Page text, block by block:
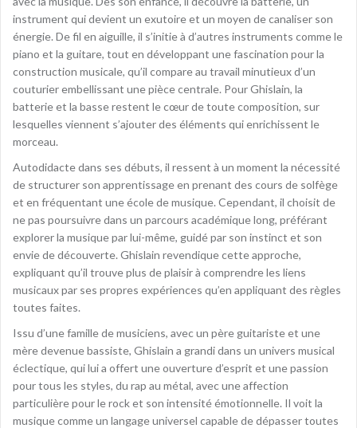
instrument qui devient un exutoire et un moyen de canaliser son
énergie. De fil en aiguille, il s’initie à d’autres instruments comme le
piano et la guitare, tout en développant une fascination pour la
construction musicale, qu’il compare au travail minutieux d’un
couturier embellissant une pièce centrale. Pour Ghislain, la
batterie et la basse restent le cœur de toute composition, sur
lesquelles viennent s’ajouter des éléments qui enrichissent le
morceau.
Autodidacte dans ses débuts, il ressent à un moment la nécessité
de structurer son apprentissage en prenant des cours de solfège
et en fréquentant une école de musique. Cependant, il choisit de
ne pas poursuivre dans un parcours académique long, préférant
explorer la musique par lui-même, guidé par son instinct et son
envie de découverte. Ghislain revendique cette approche,
expliquant qu’il trouve plus de plaisir à comprendre les liens
musicaux par ses propres expériences qu’en appliquant des règles
toutes faites.
Issu d’une famille de musiciens, avec un père guitariste et une
mère devenue bassiste, Ghislain a grandi dans un univers musical
éclectique, qui lui a offert une ouverture d’esprit et une passion
pour tous les styles, du rap au métal, avec une affection
particulière pour le rock et son intensité émotionnelle. Il voit la
musique comme un langage universel capable de dépasser toutes